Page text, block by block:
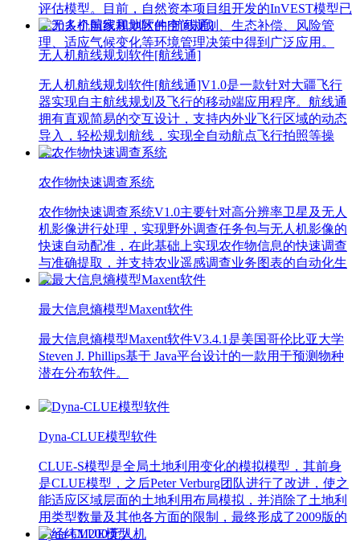
评估模型。目前，自然资本项目组开发的InVEST模型已
在20多个国家和地区的空间规划、生态补偿、风险管
理、适应气候变化等环境管理决策中得到广泛应用。
无人机航线规划软件[航线通]
无人机航线规划软件[航线通]V1.0是一款针对大疆飞行
器实现自主航线规划及飞行的移动端应用程序。航线通
拥有直观简易的交互设计，支持内外业飞行区域的动态
导入，轻松规划航线，实现全自动航点飞行拍照等操
作。
农作物快速调查系统
农作物快速调查系统V1.0主要针对高分辨率卫星及无人
机影像进行处理，实现野外调查任务包与无人机影像的
快速自动配准，在此基础上实现农作物信息的快速调查
与准确提取，并支持农业遥感调查业务图表的自动化生
成。
最大信息熵模型Maxent软件
最大信息熵模型Maxent软件V3.4.1是美国哥伦比亚大学
Steven J. Phillips基于 Java平台设计的一款用于预测物种
潜在分布软件。
Dyna-CLUE模型软件
CLUE-S模型是全局土地利用变化的模拟模型，其前身
是CLUE模型，之后Peter Verburg团队进行了改进，使之
能适应区域层面的土地利用布局模拟，并消除了土地利
用类型数量及其他各方面的限制，最终形成了2009版的
Dyna-CLUE模型。